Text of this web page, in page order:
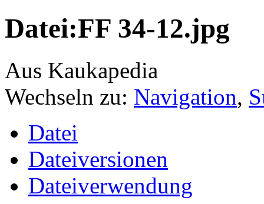
Datei:FF 34-12.jpg
Aus Kaukapedia
Wechseln zu: Navigation,
Datei
Dateiversionen
Dateiverwendung